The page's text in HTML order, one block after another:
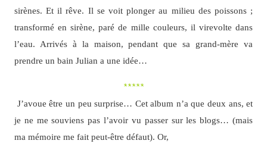
sirènes. Et il rêve. Il se voit plonger au milieu des poissons ;
transformé en sirène, paré de mille couleurs, il virevolte dans
l’eau. Arrivés à la maison, pendant que sa grand-mère va
prendre un bain Julian a une idée…
*****
J’avoue être un peu surprise… Cet album n’a que deux ans, et
je ne me souviens pas l’avoir vu passer sur les blogs… (mais
ma mémoire me fait peut-être défaut). Or,